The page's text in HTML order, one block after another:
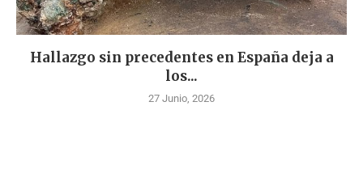
Hallazgo sin precedentes en España deja a
los...
27 Junio, 2026